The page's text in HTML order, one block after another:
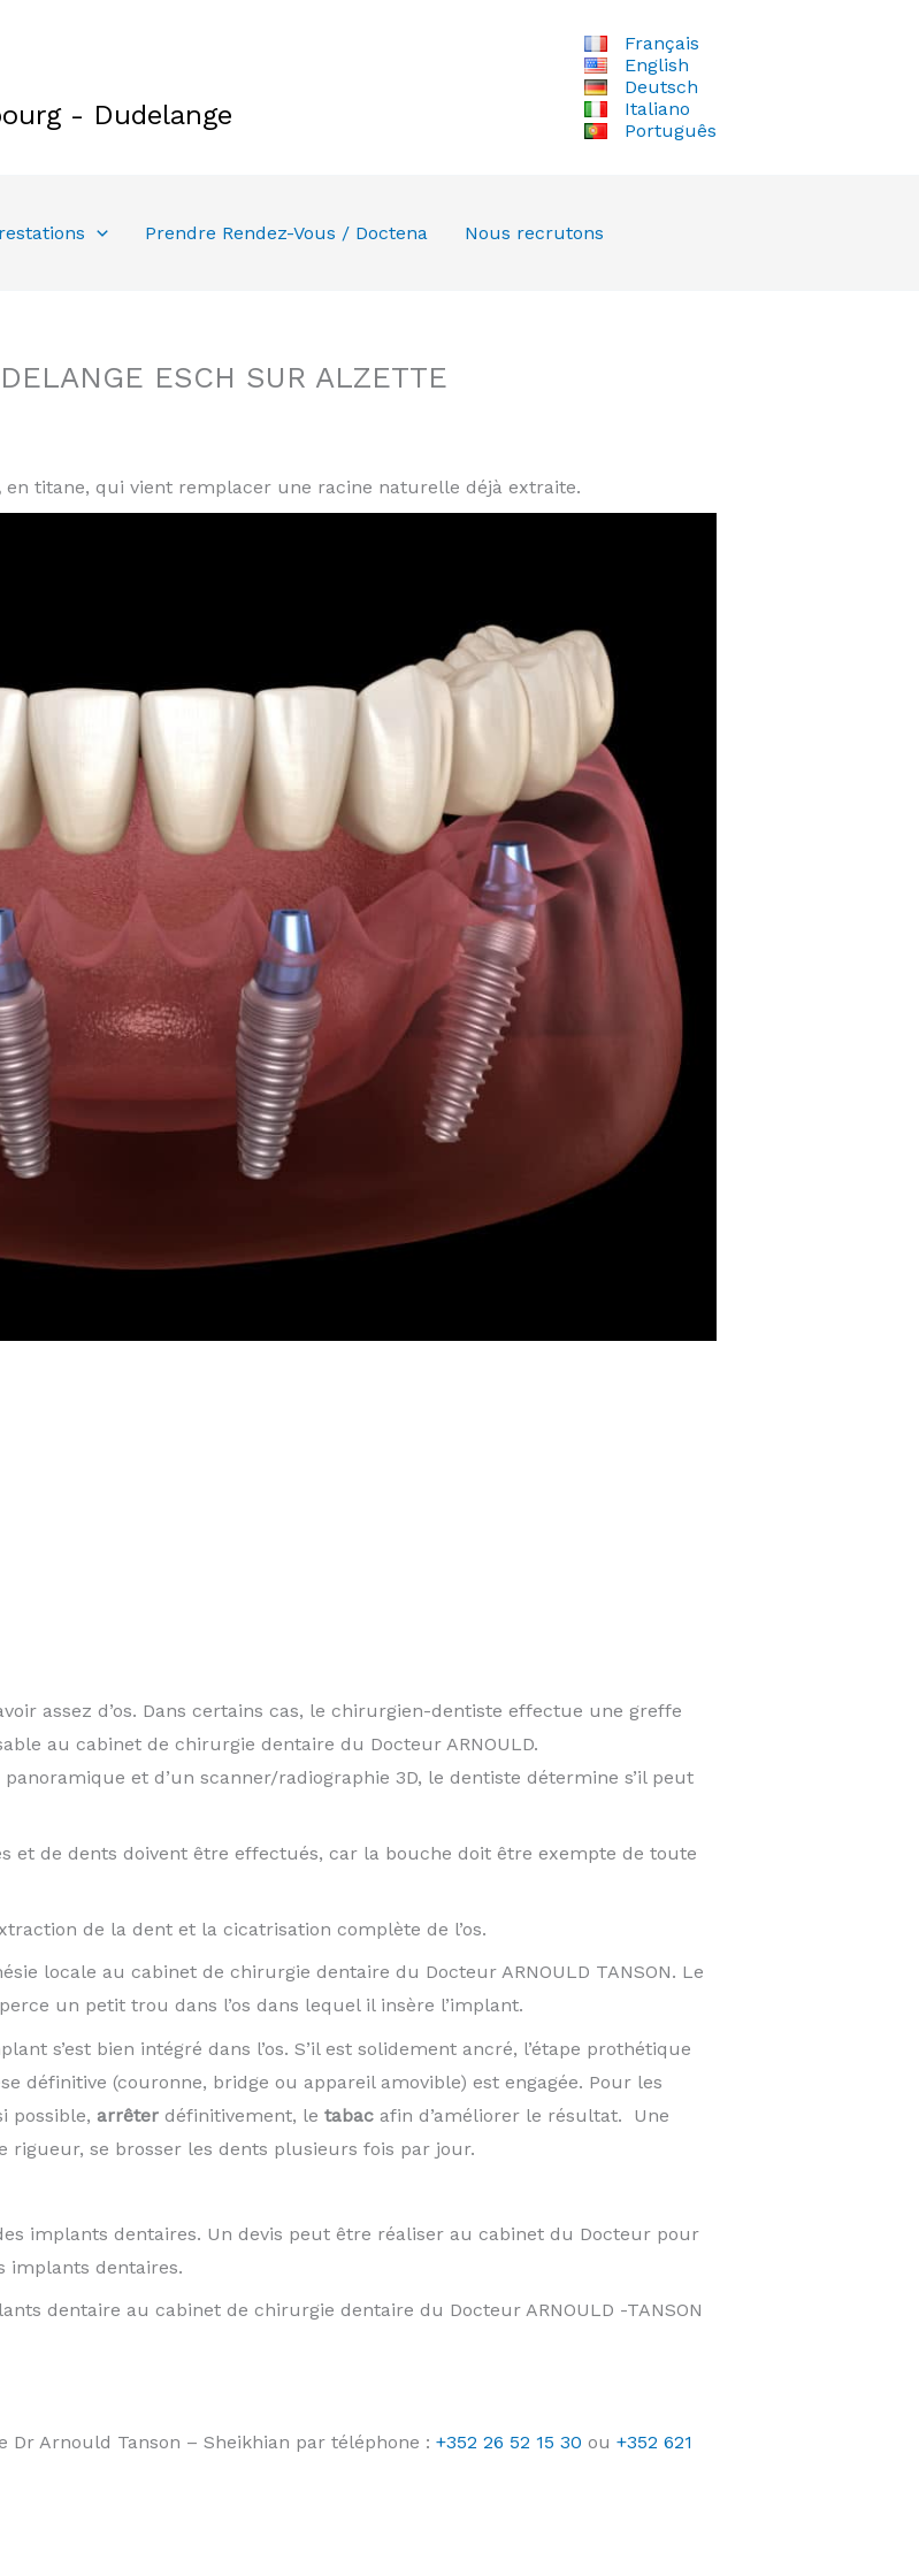
- Dudelange
Français
English
Deutsch
Italiano
Português
Prendre Rendez-Vous / Doctena Nous recrutons
ESCH SUR ALZETTE
en titane, qui vient remplacer une racine naturelle déjà extraite.
assez d’os. Dans certains cas, le chirurgien-dentiste effectue une greffe
au cabinet de chirurgie dentaire du Docteur ARNOULD.
et d’un scanner/radiographie 3D, le dentiste détermine s’il peut
et de dents doivent être effectués, car la bouche doit être exempte de toute
de la dent et la cicatrisation complète de l’os.
locale au cabinet de chirurgie dentaire du Docteur ARNOULD TANSON. Le
un petit trou dans l’os dans lequel il insère l’implant.
s’est bien intégré dans l’os. S’il est solidement ancré, l’étape prothétique
définitive (couronne, bridge ou appareil amovible) est engagée. Pour les
possible, arrêterdéfinitivement, le tabacafin d’améliorer le résultat. Une
rigueur, se brosser les dents plusieurs fois par jour.
implants dentaires. Un devis peut être réaliser au cabinet du Docteur pour
implants dentaires.
dentaire au cabinet de chirurgie dentaire du Docteur ARNOULD -TANSON
Arnould Tanson – Sheikhian par téléphone : +352 26 52 15 30 ou +352 621